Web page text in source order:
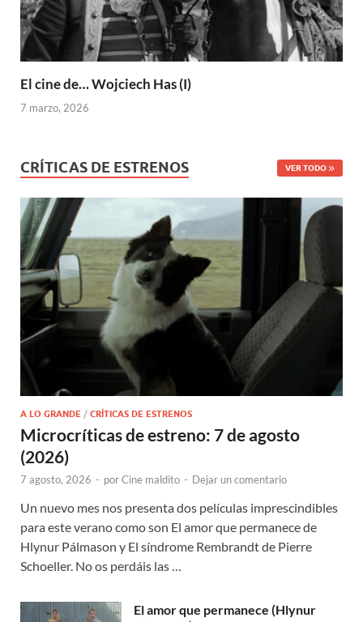
El cine de… Wojciech Has (I)
7 marzo, 2026
CRÍTICAS DE ESTRENOS VER TODO
A LO GRANDE / CRÍTICAS DE ESTRENOS
Microcríticas de estreno: 7 de agosto
(2026)
7 agosto, 2026 - porCine maldito - Dejar un comentario
Un nuevo mes nos presenta dos películas imprescindibles
para este verano como son El amor que permanece de
Hlynur Pálmason y El síndrome Rembrandt de Pierre
Schoeller. No os perdáis las …
El amor que permanece (Hlynur